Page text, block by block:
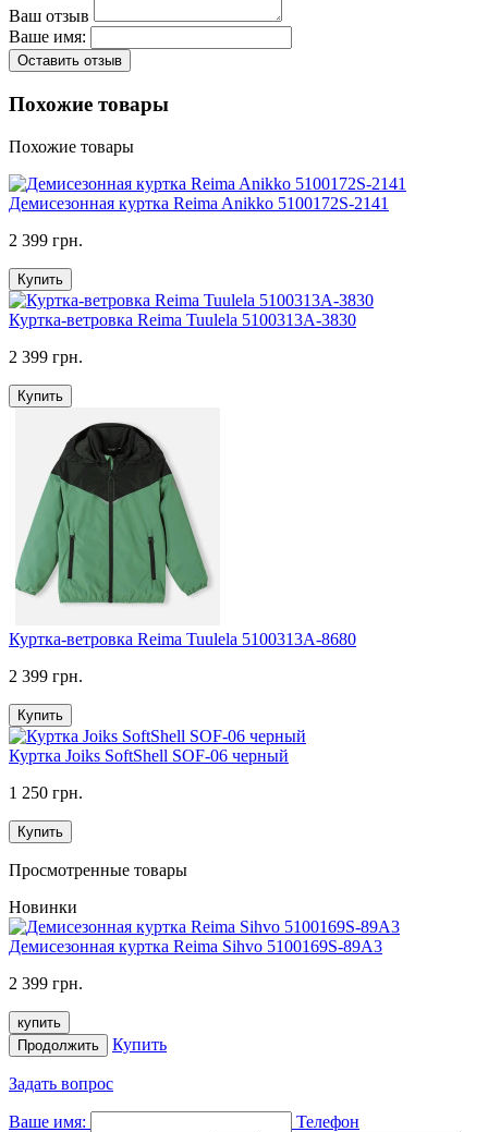
Ваш отзыв
Ваше имя:
Оставить отзыв
Похожие товары
Похожие товары
Демисезонная куртка Reima Anikko 5100172S-2141
2 399 грн.
Купить
Куртка-ветровка Reima Tuulela 5100313A-3830
2 399 грн.
Купить
Куртка-ветровка Reimа Tuulela 5100313A-8680
2 399 грн.
Купить
Куртка Joiks SoftShell SOF-06 черный
1 250 грн.
Купить
Просмотренные товары
Новинки
Демисезонная куртка Reima Sihvo 5100169S-89A3
2 399 грн.
купить
Продолжить
Купить
Задать вопрос
Ваше имя:
Телефон